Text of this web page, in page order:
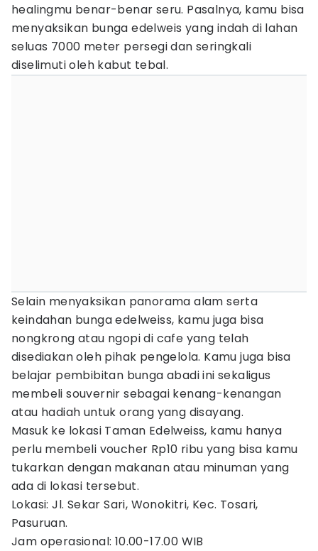
healingmu benar-benar seru. Pasalnya, kamu bisa
menyaksikan bunga edelweis yang indah di lahan
seluas 7000 meter persegi dan seringkali
diselimuti oleh kabut tebal.
Selain menyaksikan panorama alam serta
keindahan bunga edelweiss, kamu juga bisa
nongkrong atau ngopi di cafe yang telah
disediakan oleh pihak pengelola. Kamu juga bisa
belajar pembibitan bunga abadi ini sekaligus
membeli souvernir sebagai kenang-kenangan
atau hadiah untuk orang yang disayang.
Masuk ke lokasi Taman Edelweiss, kamu hanya
perlu membeli voucher Rp10 ribu yang bisa kamu
tukarkan dengan makanan atau minuman yang
ada di lokasi tersebut.
Lokasi: Jl. Sekar Sari, Wonokitri, Kec. Tosari,
Pasuruan.
Jam operasional: 10.00-17.00 WIB